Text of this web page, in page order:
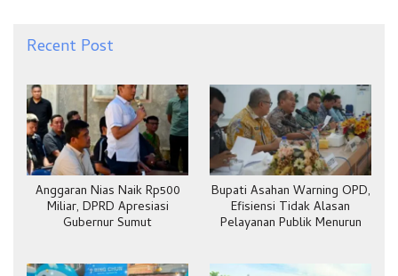
Recent Post
Anggaran Nias Naik Rp500
Miliar, DPRD Apresiasi
Gubernur Sumut
Bupati Asahan Warning OPD,
Efisiensi Tidak Alasan
Pelayanan Publik Menurun